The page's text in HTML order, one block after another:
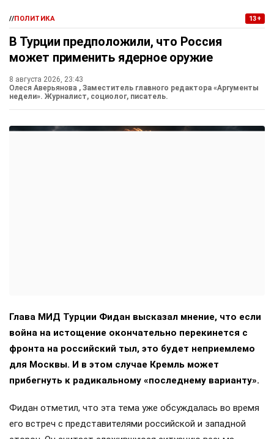
//ПОЛИТИКА 13+
В Турции предположили, что Россия
может применить ядерное оружие
8 августа 2026, 23:43
Олеся Аверьянова , Заместитель главного редактора «Аргументы
недели». Журналист, социолог, писатель.
Глава МИД Турции Фидан высказал мнение, что если
война на истощение окончательно перекинется с
фронта на российский тыл, это будет неприемлемо
для Москвы. И в этом случае Кремль может
прибегнуть к радикальному «последнему варианту».
Фидан отметил, что эта тема уже обсуждалась во время
его встреч с представителями российской и западной